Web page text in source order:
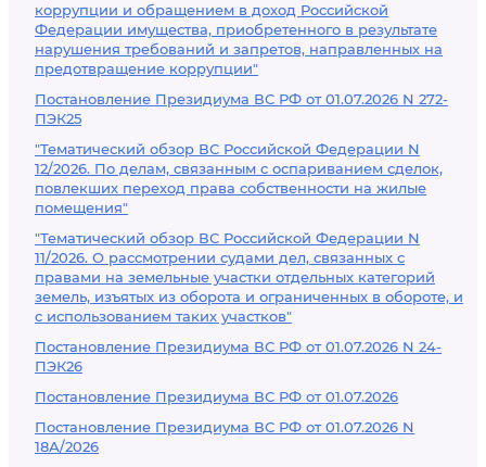
коррупции и обращением в доход Российской
Федерации имущества, приобретенного в результате
нарушения требований и запретов, направленных на
предотвращение коррупции"
Постановление Президиума ВС РФ от 01.07.2026 N 272-
ПЭК25
"Тематический обзор ВС Российской Федерации N
12/2026. По делам, связанным с оспариванием сделок,
повлекших переход права собственности на жилые
помещения"
"Тематический обзор ВС Российской Федерации N
11/2026. О рассмотрении судами дел, связанных с
правами на земельные участки отдельных категорий
земель, изъятых из оборота и ограниченных в обороте, и
с использованием таких участков"
Постановление Президиума ВС РФ от 01.07.2026 N 24-
ПЭК26
Постановление Президиума ВС РФ от 01.07.2026
Постановление Президиума ВС РФ от 01.07.2026 N
18А/2026